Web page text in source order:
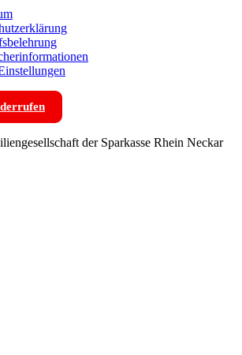
der Sparkasse Rhein Neckar